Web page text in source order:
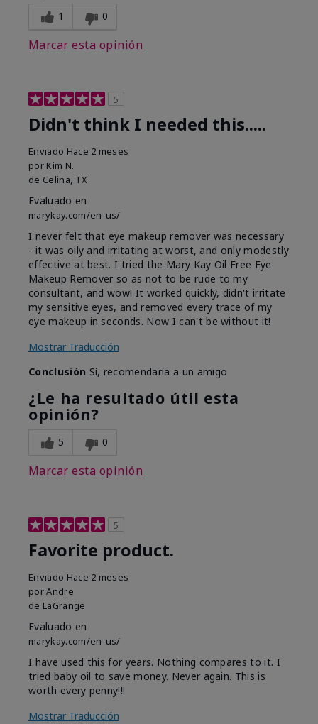
1 0
Marcar esta opinión
5
Didn't think I needed this.....
Enviado Hace 2 meses
por Kim N.
de Celina, TX
Evaluado en
marykay.com/en-us/
I never felt that eye makeup remover was necessary
- it was oily and irritating at worst, and only modestly
effective at best. I tried the Mary Kay Oil Free Eye
Makeup Remover so as not to be rude to my
consultant, and wow! It worked quickly, didn't irritate
my sensitive eyes, and removed every trace of my
eye makeup in seconds. Now I can't be without it!
Mostrar Traducción
Conclusión Sí, recomendaría a un amigo
¿Le ha resultado útil esta
opinión?
5 0
Marcar esta opinión
5
Favorite product.
Enviado Hace 2 meses
porAndre
de LaGrange
Evaluado en
marykay.com/en-us/
I have used this for years. Nothing compares to it. I
tried baby oil to save money. Never again. This is
worth every penny!!!
Mostrar Traducción